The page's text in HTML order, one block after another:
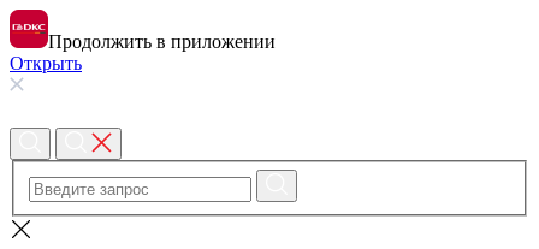
Продолжить в приложении
Открыть